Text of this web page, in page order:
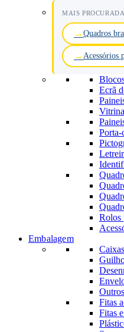
MAIS
Quadros
Acessórios
Ecrã
Porta-
Rolos
Embalagem
Fitas
Fitas